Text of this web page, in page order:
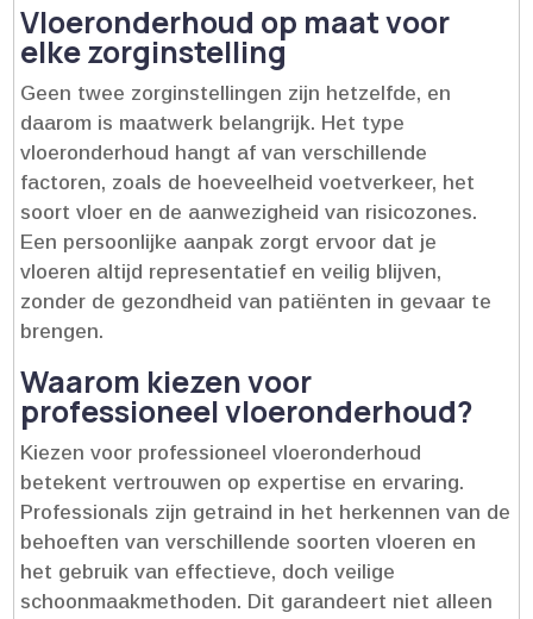
Vloeronderhoud op maat voor
elke zorginstelling
Geen twee zorginstellingen zijn hetzelfde, en
daarom is maatwerk belangrijk.​ Het type
vloeronderhoud hangt af van verschillende
factoren, zoals de hoeveelheid voetverkeer, het
soort vloer en de aanwezigheid van risicozones.​
Een persoonlijke aanpak zorgt ervoor dat je
vloeren altijd representatief en veilig blijven,
zonder de gezondheid van patiënten in gevaar te
brengen.​
Waarom kiezen voor
professioneel vloeronderhoud?
Kiezen voor professioneel vloeronderhoud
betekent vertrouwen op expertise en ervaring.​
Professionals zijn getraind in het herkennen van de
behoeften van verschillende soorten vloeren en
het gebruik van effectieve, doch veilige
schoonmaakmethoden.​ Dit garandeert niet alleen